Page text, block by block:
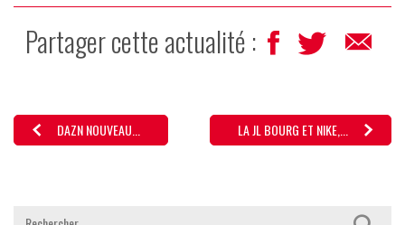
Partager cette actualité :
DAZN NOUVEAU... LA JL BOURG ET NIKE,...